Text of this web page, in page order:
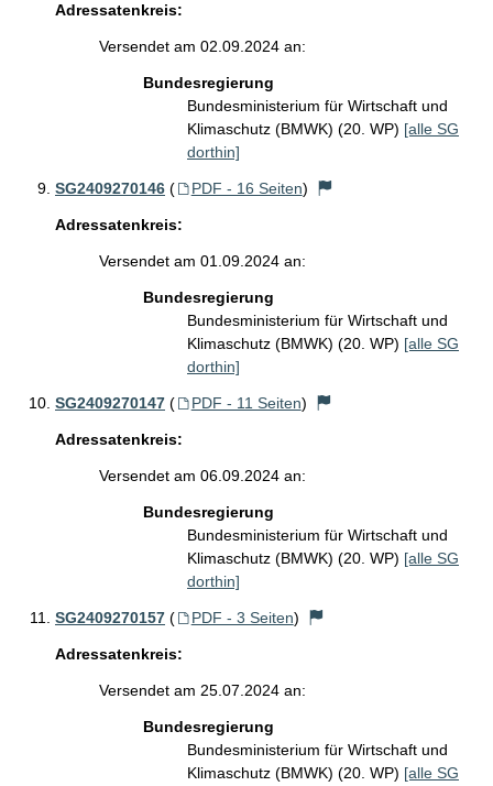
Adressatenkreis:
Versendet am 02.09.2024 an:
Bundesregierung
Bundesministerium für Wirtschaft und
Klimaschutz (BMWK) (20. WP) [alle SG
dorthin]
SG2409270146 ( PDF - 16 Seiten)
Adressatenkreis:
Versendet am 01.09.2024 an:
Bundesregierung
Bundesministerium für Wirtschaft und
Klimaschutz (BMWK) (20. WP) [alle SG
dorthin]
SG2409270147 ( PDF - 11 Seiten)
Adressatenkreis:
Versendet am 06.09.2024 an:
Bundesregierung
Bundesministerium für Wirtschaft und
Klimaschutz (BMWK) (20. WP) [alle SG
dorthin]
SG2409270157 ( PDF - 3 Seiten)
Adressatenkreis:
Versendet am 25.07.2024 an:
Bundesregierung
Bundesministerium für Wirtschaft und
Klimaschutz (BMWK) (20. WP) [alle SG